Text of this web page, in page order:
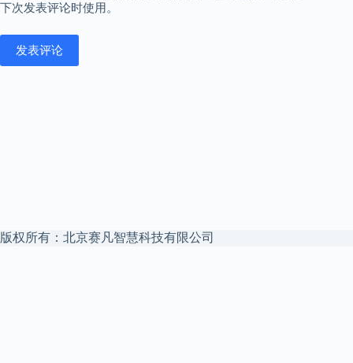
下次发表评论时使用。
发表评论
版权所有：北京赛凡智慧科技有限公司